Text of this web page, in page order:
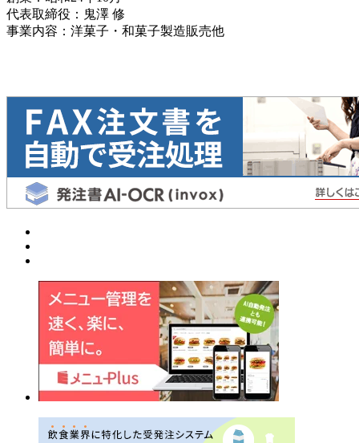
代表取締役：鬼澤 修
事業内容：洋菓子・和菓子製造販売他